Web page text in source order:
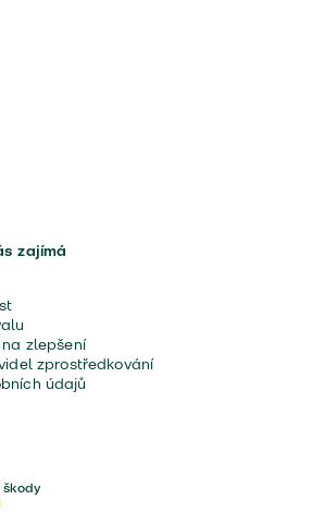
zajímá
zlepšení
zprostředkování
údajů